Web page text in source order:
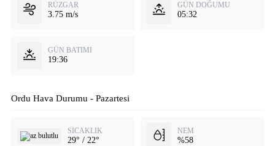
RÜZGAR
3.75 m/s
GÜN DOĞUMU
05:32
GÜN BATIMI
19:36
Ordu Hava Durumu - Pazartesi
SICAKLIK
29° / 22°
NEM
%58